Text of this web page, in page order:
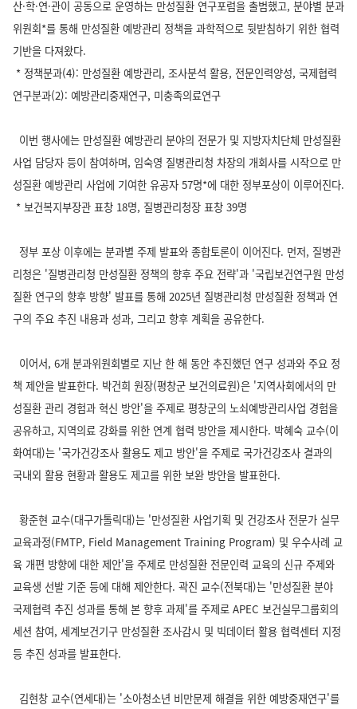
산·학·연·관이 공동으로 운영하는 만성질환 연구포럼을 출범했고, 분야별 분과
위원회*를 통해 만성질환 예방관리 정책을 과학적으로 뒷받침하기 위한 협력
기반을 다져왔다.
* 정책분과(4): 만성질환 예방관리, 조사분석 활용, 전문인력양성, 국제협력
연구분과(2): 예방관리중재연구, 미충족의료연구
이번 행사에는 만성질환 예방관리 분야의 전문가 및 지방자치단체 만성질환
사업 담당자 등이 참여하며, 임숙영 질병관리청 차장의 개회사를 시작으로 만
성질환 예방관리 사업에 기여한 유공자 57명*에 대한 정부포상이 이루어진다.
* 보건복지부장관 표창 18명, 질병관리청장 표창 39명
정부 포상 이후에는 분과별 주제 발표와 종합토론이 이어진다. 먼저, 질병관
리청은 '질병관리청 만성질환 정책의 향후 주요 전략'과 '국립보건연구원 만성
질환 연구의 향후 방향' 발표를 통해 2025년 질병관리청 만성질환 정책과 연
구의 주요 추진 내용과 성과, 그리고 향후 계획을 공유한다.
이어서, 6개 분과위원회별로 지난 한 해 동안 추진했던 연구 성과와 주요 정
책 제안을 발표한다. 박건희 원장(평창군 보건의료원)은 '지역사회에서의 만
성질환 관리 경험과 혁신 방안'을 주제로 평창군의 노쇠예방관리사업 경험을
공유하고, 지역의료 강화를 위한 연계 협력 방안을 제시한다. 박혜숙 교수(이
화여대)는 '국가건강조사 활용도 제고 방안'을 주제로 국가건강조사 결과의
국내외 활용 현황과 활용도 제고를 위한 보완 방안을 발표한다.
황준현 교수(대구가톨릭대)는 '만성질환 사업기획 및 건강조사 전문가 실무
교육과정(FMTP, Field Management Training Program) 및 우수사례 교
육 개편 방향에 대한 제안'을 주제로 만성질환 전문인력 교육의 신규 주제와
교육생 선발 기준 등에 대해 제안한다. 곽진 교수(전북대)는 '만성질환 분야
국제협력 추진 성과를 통해 본 향후 과제'를 주제로 APEC 보건실무그룹회의
세션 참여, 세계보건기구 만성질환 조사감시 및 빅데이터 활용 협력센터 지정
등 추진 성과를 발표한다.
김현창 교수(연세대)는 '소아청소년 비만문제 해결을 위한 예방중재연구'를